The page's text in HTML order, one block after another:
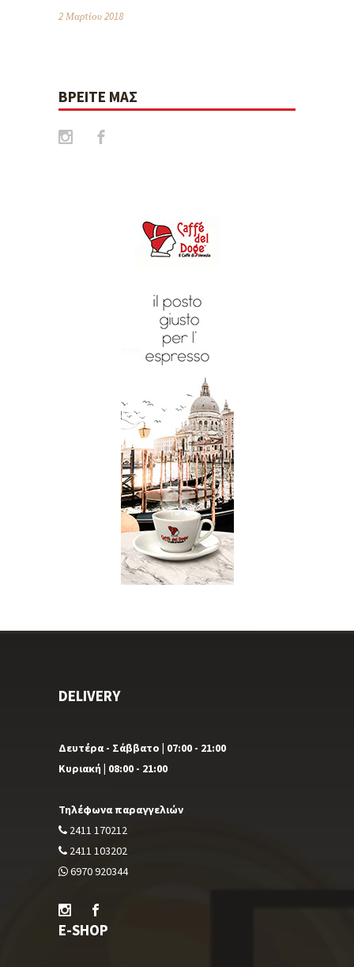
2 Μαρτίου 2018
ΒΡΕΊΤΕ ΜΑΣ
DELIVERY
Δευτέρα - Σάββατο | 07:00 - 21:00
Κυριακή | 08:00 - 21:00
Τηλέφωνα παραγγελιών
2411 170212
2411 103202
6970 920344
E-SHOP